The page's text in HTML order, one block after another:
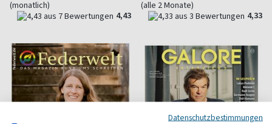
(monatlich)
4,43
(alle 2 Monate)
4,33
Datenschutzbestimmungen